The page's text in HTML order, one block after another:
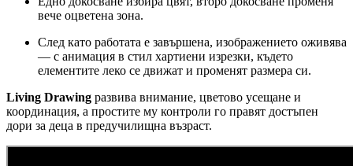
вече оцветена зона.
След като работата е завършена, изображението оживява
— с анимация в стил хартиени изрезки, където
елементите леко се движат и променят размера си.
Living Drawing развива внимание, цветово усещане и
координация, а простите му контроли го правят достъпен
дори за деца в предучилищна възраст.